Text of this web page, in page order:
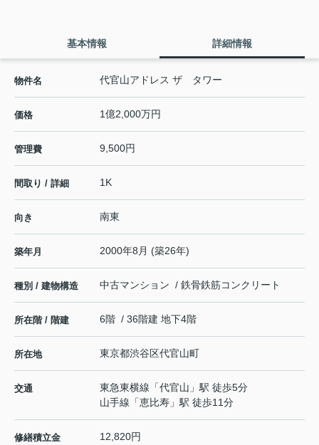
基本情報 詳細情報
物件名 代官山アドレス ザ タワー
価格 1億2,000万円
管理費 9,500円
間取り / 詳細 1K
向き 南東
築年月 2000年8月 (築26年)
種別 / 建物構造 中古マンション / 鉄骨鉄筋コンクリート
所在階 / 階建 6階 / 36階建 地下4階
所在地 東京都渋谷区代官山町
交通 東急東横線 「代官山 」駅 徒歩5分
山手線 「恵比寿 」駅 徒歩11分
修繕積立金 12,820円